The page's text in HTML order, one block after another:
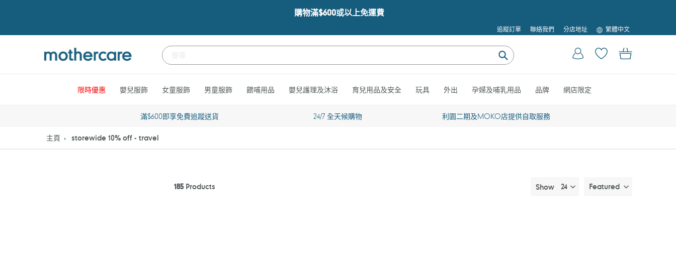
容
購物滿$600或以上免運費
追蹤訂單 聯絡我們 分店地址
語
言
繁體中文
提
登入 購物車
限時優惠 嬰兒服飾 女童服飾 男童服飾 餵哺用品 嬰兒護理及沐浴 育兒用品及安全 玩具 外出 孕婦及哺乳用品 品牌 網店限定
滿$600即享免費追蹤送貨 24/7 全天候購物 利園二期及MOKO店提供自取服務
主頁 storewide 10% off - travel
185Products Show Featured